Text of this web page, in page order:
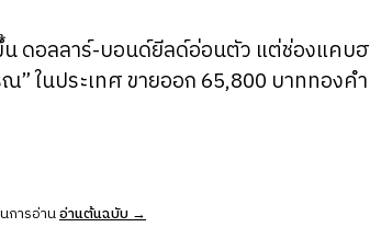
ดอลลาร์-บอนด์ยีลด์อ่อนตัว แต่ช่องแคบฮ
ในประเทศ ขายออก 65,800 บาททองคำ
การอ่านอ่านต้นฉบับ →